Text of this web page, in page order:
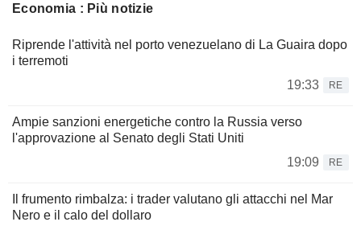
Economia : Più notizie
Riprende l'attività nel porto venezuelano di La Guaira dopo
i terremoti
19:33
RE
Ampie sanzioni energetiche contro la Russia verso
l'approvazione al Senato degli Stati Uniti
19:09
RE
Il frumento rimbalza: i trader valutano gli attacchi nel Mar
Nero e il calo del dollaro